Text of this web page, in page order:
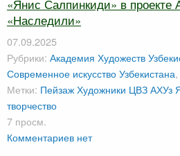
«Янис Салпинкиди» в проекте
«Наследили»
07.09.2025
Рубрики: Академия Художеств
Современное искусство Узбекистана,
Метки: ПейзажХудожники ЦВЗ АХУз
творчество
7 просм.
Комментариев нет